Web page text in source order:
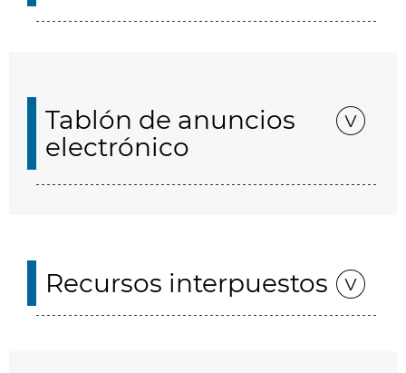
Tablón de anuncios
electrónico
Recursos interpuestos